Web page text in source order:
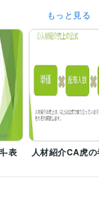
ング
もっと見る
-表
人材紹介CA虎